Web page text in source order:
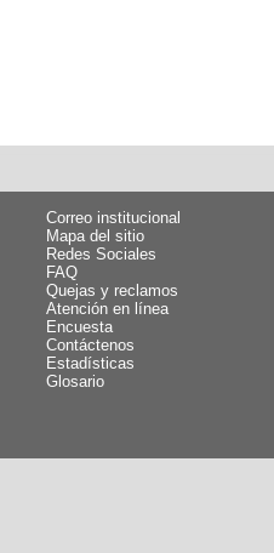
Correo institucional
Mapa del sitio
Redes Sociales
FAQ
Quejas y reclamos
Atención en línea
Encuesta
Contáctenos
Estadísticas
Glosario